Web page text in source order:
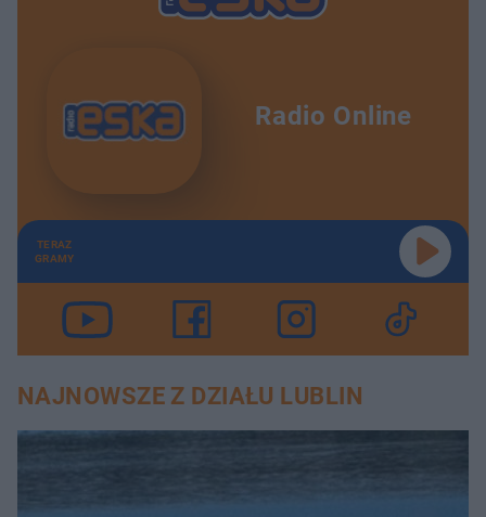
Radio Online
TERAZ
GRAMY
NAJNOWSZE Z DZIAŁU LUBLIN